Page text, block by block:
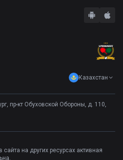
Казахстан
пр-кт Обуховской Обороны, д. 110,
на других ресурсах активная